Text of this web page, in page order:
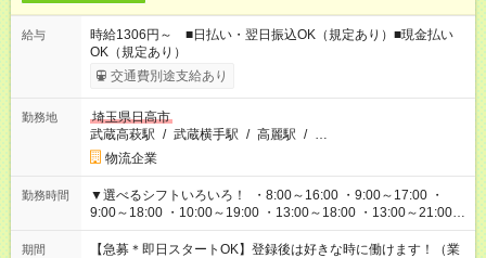
給与
時給1306円～ ■日払い・翌日振込OK（規定あり）■現金払い
OK（規定あり）
交通費別途支給あり
勤務地
埼玉県日高市
武蔵高萩駅 / 武蔵横手駅 / 高麗駅 / …
物流企業
勤務時間
▼選べるシフトいろいろ！ ・8:00～16:00 ・9:00～17:00 ・
9:00～18:00 ・10:00～19:00 ・13:00～18:00 ・13:00～21:00
・22:00～翌6:00 など 上記以外の時間で相談可能なお仕事も！
あなたの希望を教えてください！
期間
【急募＊即日スタートOK】登録後は好きな時に働けます！（業